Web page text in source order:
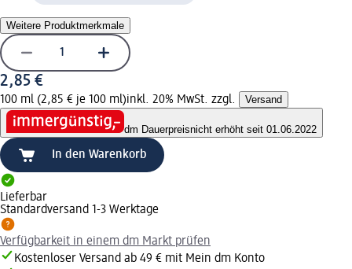
Weitere Produktmerkmale
2,85 €
100 ml (2,85 € je 100 ml)inkl. 20% MwSt. zzgl. Versand
dm Dauerpreisnicht erhöht seit 01.06.2022
In den Warenkorb
Lieferbar
Standardversand 1-3 Werktage
Verfügbarkeit in einem dm Markt prüfen
Kostenloser Versand ab 49 € mit Mein dm Konto